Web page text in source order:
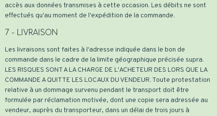
accès aux données transmises à cette occasion. Les débits ne sont
effectués qu'au moment de l'expédition de la commande.
7 - LIVRAISON
Les livraisons sont faites à l'adresse indiquée dans le bon de
commande dans le cadre de la limite géographique précisée supra.
LES RISQUES SONT A LA CHARGE DE L'ACHETEUR DES LORS QUE LA
COMMANDE A QUITTE LES LOCAUX DU VENDEUR. Toute protestation
relative à un dommage survenu pendant le transport doit être
formulée par réclamation motivée, dont une copie sera adressée au
vendeur, auprès du transporteur, dans un délai de trois jours à